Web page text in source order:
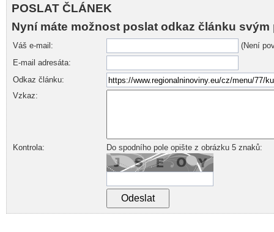
POSLAT ČLÁNEK
Nyní máte možnost poslat odkaz článku svým
Váš e-mail:
(Není
E-mail adresáta:
Odkaz článku:
Vzkaz:
Kontrola: Do spodního pole opište z obrázku 5 znaků: